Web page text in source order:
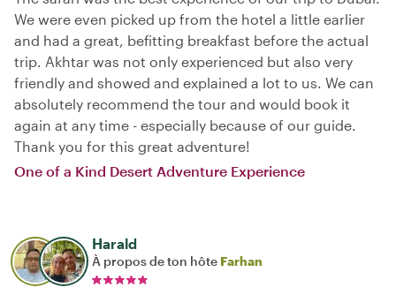
We were even picked up from the hotel a little earlier
and had a great, befitting breakfast before the actual
trip. Akhtar was not only experienced but also very
friendly and showed and explained a lot to us. We can
absolutely recommend the tour and would book it
again at any time - especially because of our guide.
Thank you for this great adventure!
One of a Kind Desert Adventure Experience
Harald
À propos de ton hôte Farhan